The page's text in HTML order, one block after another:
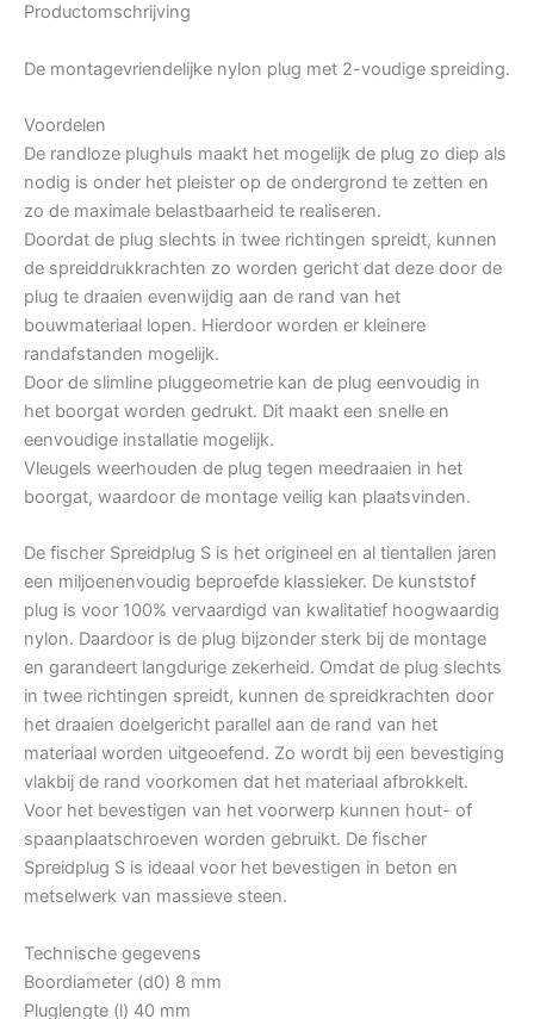
Productomschrijving
De montagevriendelijke nylon plug met 2-voudige spreiding.
Voordelen
De randloze plughuls maakt het mogelijk de plug zo diep als
nodig is onder het pleister op de ondergrond te zetten en
zo de maximale belastbaarheid te realiseren.
Doordat de plug slechts in twee richtingen spreidt, kunnen
de spreiddrukkrachten zo worden gericht dat deze door de
plug te draaien evenwijdig aan de rand van het
bouwmateriaal lopen. Hierdoor worden er kleinere
randafstanden mogelijk.
Door de slimline pluggeometrie kan de plug eenvoudig in
het boorgat worden gedrukt. Dit maakt een snelle en
eenvoudige installatie mogelijk.
Vleugels weerhouden de plug tegen meedraaien in het
boorgat, waardoor de montage veilig kan plaatsvinden.
De fischer Spreidplug S is het origineel en al tientallen jaren
een miljoenenvoudig beproefde klassieker. De kunststof
plug is voor 100% vervaardigd van kwalitatief hoogwaardig
nylon. Daardoor is de plug bijzonder sterk bij de montage
en garandeert langdurige zekerheid. Omdat de plug slechts
in twee richtingen spreidt, kunnen de spreidkrachten door
het draaien doelgericht parallel aan de rand van het
materiaal worden uitgeoefend. Zo wordt bij een bevestiging
vlakbij de rand voorkomen dat het materiaal afbrokkelt.
Voor het bevestigen van het voorwerp kunnen hout- of
spaanplaatschroeven worden gebruikt. De fischer
Spreidplug S is ideaal voor het bevestigen in beton en
metselwerk van massieve steen.
Technische gegevens
Boordiameter (d0) 8 mm
Pluglengte (l) 40 mm